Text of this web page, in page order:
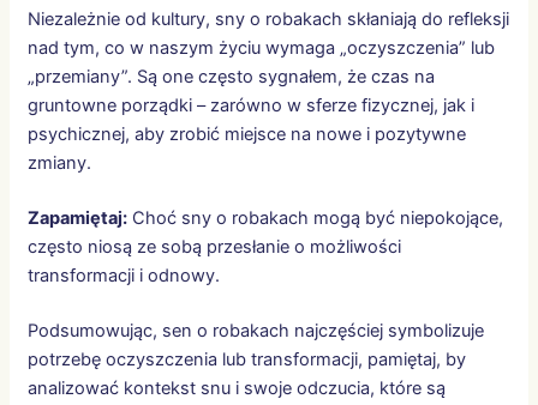
Niezależnie od kultury, sny o robakach skłaniają do refleksji
nad tym, co w naszym życiu wymaga „oczyszczenia” lub
„przemiany”. Są one często sygnałem, że czas na
gruntowne porządki – zarówno w sferze fizycznej, jak i
psychicznej, aby zrobić miejsce na nowe i pozytywne
zmiany.
Zapamiętaj:Choć sny o robakach mogą być niepokojące,
często niosą ze sobą przesłanie o możliwości
transformacji i odnowy.
Podsumowując, sen o robakach najczęściej symbolizuje
potrzebę oczyszczenia lub transformacji, pamiętaj, by
analizować kontekst snu i swoje odczucia, które są